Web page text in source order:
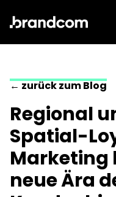
← zurück zum Blog
Regional
Spatial-
Marketing
neue Ära